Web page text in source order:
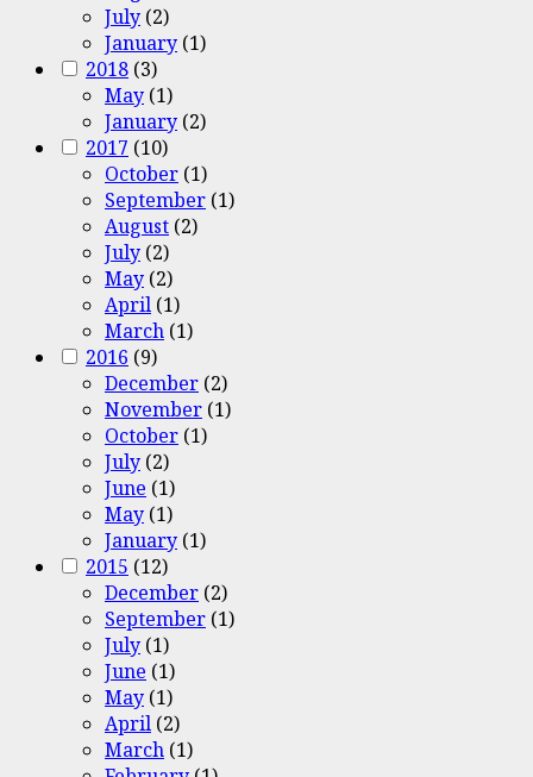
July (2)
January (1)
2018 (3)
May (1)
January (2)
2017 (10)
October (1)
September (1)
August (2)
July (2)
May (2)
April (1)
March (1)
2016 (9)
December (2)
November (1)
October (1)
July (2)
June (1)
May (1)
January (1)
2015 (12)
December (2)
September (1)
July (1)
June (1)
May (1)
April (2)
March (1)